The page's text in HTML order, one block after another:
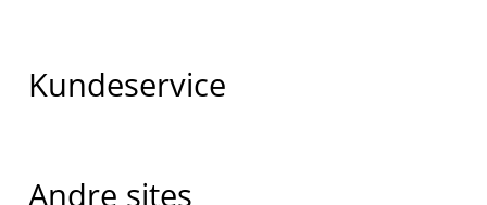
Kundeservice
Andre sites